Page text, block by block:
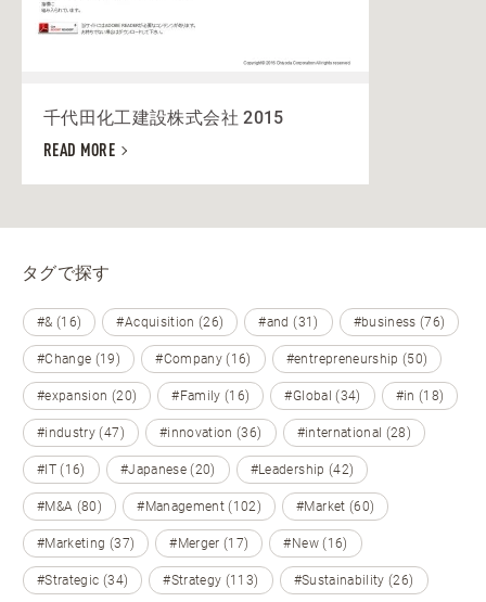
千代田化工建設株式会社 2015
READ MORE
タグで探す
#& (16) #Acquisition (26) #and (31) #business (76)
#Change (19) #Company (16) #entrepreneurship (50)
#expansion (20) #Family (16) #Global (34) #in (18)
#industry (47) #innovation (36) #international (28)
#IT (16) #Japanese (20) #Leadership (42)
#M&A (80) #Management (102) #Market (60)
#Marketing (37) #Merger (17) #New (16)
#Strategic (34) #Strategy (113) #Sustainability (26)